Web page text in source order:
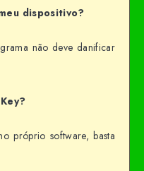
dispositivo?
não deve danificar
próprio software, basta